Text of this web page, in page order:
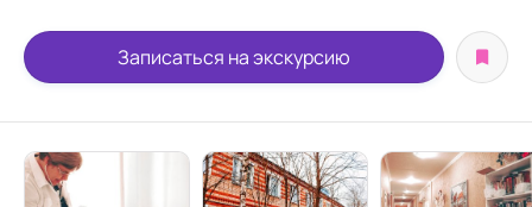
Записаться на экскурсию